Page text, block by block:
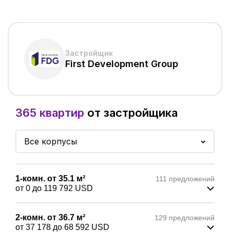
Застройщик
First Development Group
365 квартир от застройщика
Все корпусы
1-комн. от 35.1 м²
от 0 до 119 792 USD
111 предложений
2-комн. от 36.7 м²
от 37 178 до 68 592 USD
129 предложений